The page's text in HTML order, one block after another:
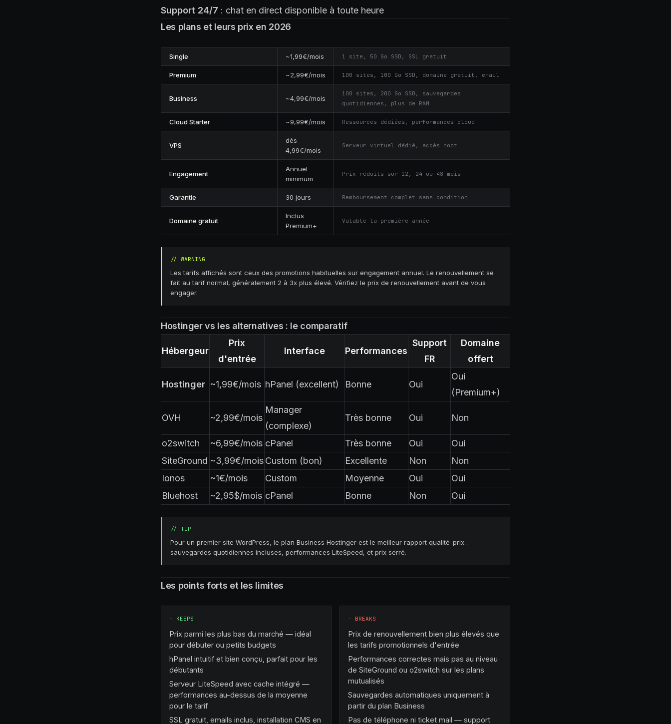
Support 24/7 : chat en direct disponible à toute heure
Les plans et leurs prix en 2026
Single ~1,99€/mois 1 site, 50 Go SSD, SSL gratuit
Premium ~2,99€/mois 100 sites, 100 Go SSD, domaine gratuit, email
Business ~4,99€/mois
100 sites, 200 Go SSD, sauvegardes
quotidiennes, plus de RAM
Cloud Starter ~9,99€/mois Ressources dédiées, performances cloud
VPS
dès
4,99€/mois
Serveur virtuel dédié, accès root
Engagement
Annuel
minimum
Prix réduits sur 12, 24 ou 48 mois
Garantie 30 jours Remboursement complet sans condition
Domaine gratuit
Inclus
Premium+
Valable la première année
// WARNING
Les tarifs affichés sont ceux des promotions habituelles sur engagement annuel. Le renouvellement se
fait au tarif normal, généralement 2 à 3x plus élevé. Vérifiez le prix de renouvellement avant de vous
engager.
Hostinger vs les alternatives : le comparatif
Hébergeur
Prix
d'entrée
Interface Performances
Support
FR
Domaine
offert
Hostinger ~1,99€/mois hPanel (excellent) Bonne Oui
Oui
(Premium+)
OVH ~2,99€/mois
Manager
(complexe)
Très bonne Oui Non
o2switch ~6,99€/mois cPanel Très bonne Oui
Oui
SiteGround ~3,99€/moisCustom (bon) Excellente Non
Non
Ionos
~1€/mois Custom Moyenne Oui
Oui
Bluehost
~2,95$/mois cPanel Bonne Non Oui
// TIP
Pour un premier site WordPress, le plan Business Hostinger est le meilleur rapport qualité-prix :
sauvegardes quotidiennes incluses, performances LiteSpeed, et prix serré.
Les points forts et les limites
+ KEEPS
Prix parmi les plus bas du marché — idéal
pour débuter ou petits budgets
hPanel intuitif et bien conçu, parfait pour les
débutants
Serveur LiteSpeed avec cache intégré —
performances au-dessus de la moyenne
pour le tarif
SSL gratuit, emails inclus, installation CMS en
− BREAKS
Prix de renouvellement bien plus élevés que
les tarifs promotionnels d'entrée
Performances correctes mais pas au niveau
de SiteGround ou o2switch sur les plans
mutualisés
Sauvegardes automatiques uniquement à
partir du plan Business
Pas de téléphone ni ticket mail — support